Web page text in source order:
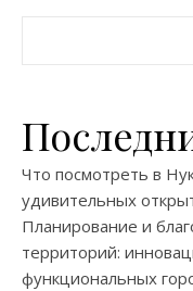
Что посмотреть в
удивительных
Планирование и
территорий:
функциональных